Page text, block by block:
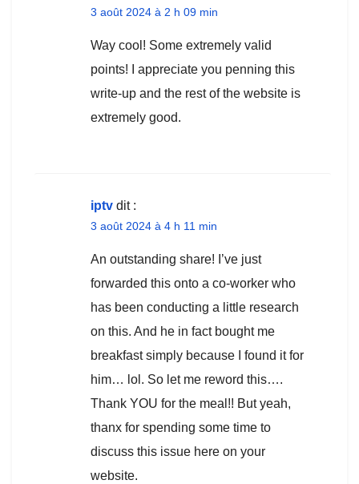
3 août 2024 à 2 h 09 min
Way cool! Some extremely valid
points! I appreciate you penning this
write-up and the rest of the website is
extremely good.
iptv dit :
3 août 2024 à 4 h 11 min
An outstanding share! I’ve just
forwarded this onto a co-worker who
has been conducting a little research
on this. And he in fact bought me
breakfast simply because I found it for
him… lol. So let me reword this….
Thank YOU for the meal!! But yeah,
thanx for spending some time to
discuss this issue here on your
website.